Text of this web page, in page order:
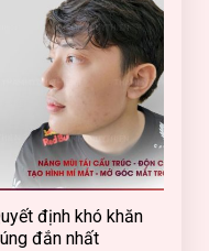
định khó khăn
đắn nhất